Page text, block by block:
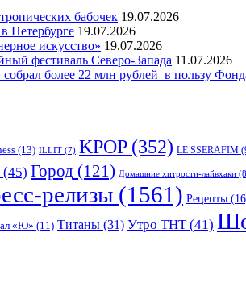
бабочек 19.07.2026
Петербурге 19.07.2026
искусство» 19.07.2026
фестиваль Северо-Запада 11.07.2026
более 22 млн рублей в пользу
(13) ILLIT (7) KPOP(352) LE SSERAFIM
(45) Город (121) Домашние хитрости-лайвхаки
релизы (1561) Рецепты
«Ю» (11) Титаны (31) Утро ТНТ(41)